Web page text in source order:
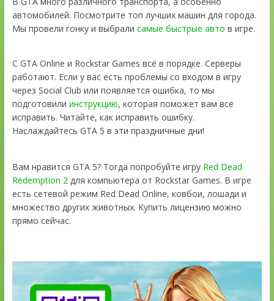
автомобилей. Посмотрите топ лучших машин для города.
Мы провели гонку и выбрали самые быстрые авто в игре.
С GTA Online и Rockstar Games всё в порядке. Серверы
работают. Если у вас есть проблемы со входом в игру
через Social Club или появляется ошибка, то мы
подготовили инструкцию, которая поможет вам всё
исправить. Читайте, как исправить ошибку.
Наслаждайтесь GTA 5 в эти праздничные дни!
Вам нравится GTA 5? Тогда попробуйте игру Red Dead
Redemption 2для компьютера от Rockstar Games. В игре
есть сетевой режим Red Dead Online, ковбои, лошади и
множество других животных. Купить лицензию можно
прямо сейчас.